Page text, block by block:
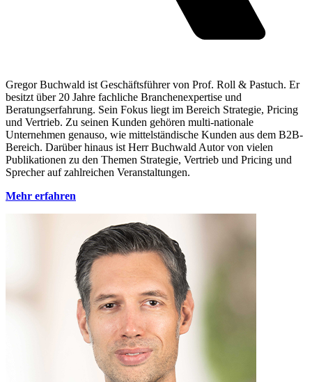
Gregor Buchwald ist Geschäftsführer von Prof. Roll & Pastuch. Er
besitzt über 20 Jahre fachliche Branchenexpertise und
Beratungserfahrung. Sein Fokus liegt im Bereich Strategie, Pricing
und Vertrieb. Zu seinen Kunden gehören multi-nationale
Unternehmen genauso, wie mittelständische Kunden aus dem B2B-
Bereich. Darüber hinaus ist Herr Buchwald Autor von vielen
Publikationen zu den Themen Strategie, Vertrieb und Pricing und
Sprecher auf zahlreichen Veranstaltungen.
Mehr erfahren